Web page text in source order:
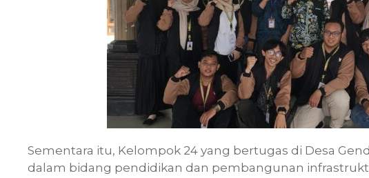
Sementara itu, Kelompok 24 yang bertugas di Desa
dalam bidang pendidikan dan pembangunan